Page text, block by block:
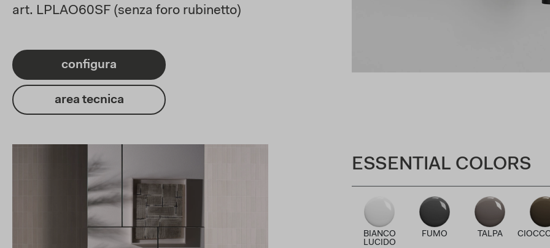
art. LPLAO60SF (senza foro rubinetto)
configura
area tecnica
ESSENTIAL COLORS
BIANCO
LUCIDO
FUMO TALPA